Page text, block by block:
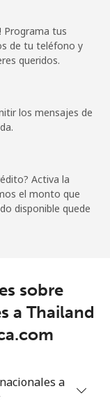
por ⁦$5⁩ -
por ⁦$5⁩
Programa tus
de tu teléfono y
queridos.
los mensajes de
Activa la
el monto que
disponible quede
sobre
a Thailand
a